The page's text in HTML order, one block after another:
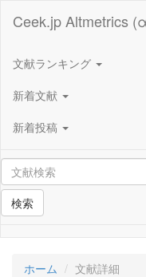
Ceek.jp Altmetrics
文献ランキング
新着文献
新着投稿
検索
ホーム 文献詳細